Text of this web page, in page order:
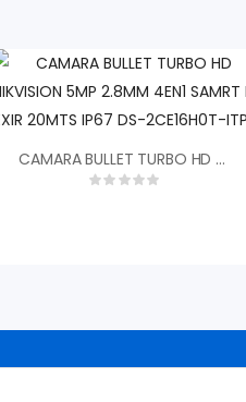
CAMARA BULLET TURBO HD HIKVISION 5MP 2.8MM 4EN1 SAMRT IR EXIR 20MTS IP67 DS-2CE16H0T-ITPF